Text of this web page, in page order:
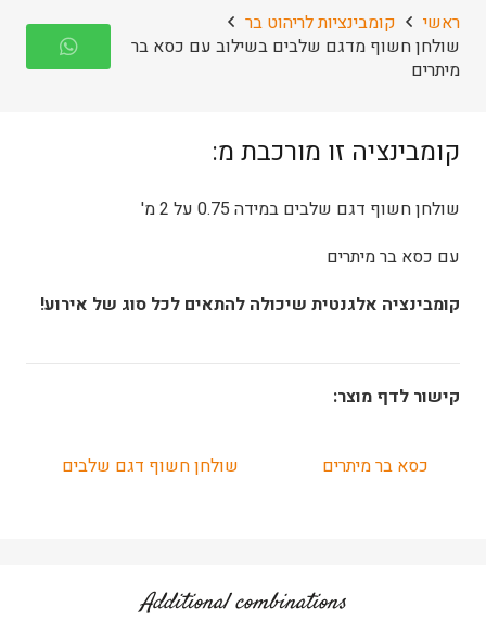
ראשי
קומבינציות לריהוט בר
שולחן חשוף מדגם שלבים בשילוב עם כסא בר
מיתרים
קומבינציה זו מורכבת מ:
שולחן חשוף דגם שלבים במידה 0.75 על 2 מ'
עם כסא בר מיתרים
קומבינציה אלגנטית שיכולה להתאים לכל סוג של אירוע!
קישור לדף מוצר:
כסא בר מיתרים שולחן חשוף דגם שלבים
Additional combinations